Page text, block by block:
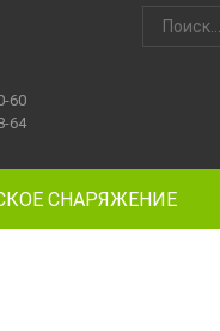
60
64
СНАРЯЖЕНИЕ